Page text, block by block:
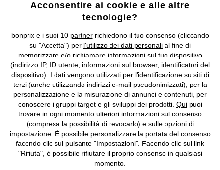
I prezzi sono IVA inclusa. Non includonole spese di spedizione e i
costi di servizio.
Condizioni di vendita Accessibilità
Informativa privacy e cookie Gestione dei cookie
Informazioni legali Diritto di recesso
©2026 bonprix.Tutti i diritti riservati.
bonprix S.r.l. con socio unico, sede legale: via Adua 33 - 13855
Valdengo (BI) C.F. 01510910027 - P.I. 01939830020, Reg. Imprese di
Biella n. 01510910027, R.E.A. BI - 171345, N. Reg. Pile:
IT09060P00000858, N. Reg. AEE: IT08020000002105 Capitale
Sociale: euro 1.000.000 i.v, Società soggetta all'attività di direzione
e coordinamento di bonprix Beteiligungs -Verwaltungsgesellschaft
Acconsentire ai cookie e alle altre
tecnologie?
bonprix e i suoi 10 partnerrichiedono il tuo consenso (cliccando
su "Accetta") per l'utilizzo dei dati personali al fine di
memorizzare e/o richiamare informazioni sul tuo dispositivo
(indirizzo IP, ID utente, informazioni sul browser, identificatori del
dispositivo). I dati vengono utilizzati per l'identificazione su siti di
terzi (anche utilizzando indirizzi e-mail pseudonimizzati), per la
personalizzazione e la misurazione di annunci e contenuti, per
conoscere i gruppi target e gli sviluppi dei prodotti. Quipuoi
trovare in ogni momento ulteriori informazioni sul consenso
(compresa la possibilità di revocarlo) e sulle opzioni di
impostazione. È possibile personalizzare la portata del consenso
facendo clic sul pulsante "Impostazioni". Facendo clic sul link
"Rifiuta", è possibile rifiutare il proprio consenso in qualsiasi
momento.